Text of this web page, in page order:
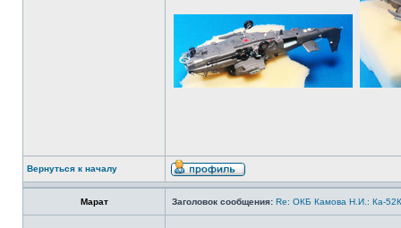
Вернуться к началу
Марат Заголовок сообщения: Re: ОКБ Камова Н.И.: Ка-